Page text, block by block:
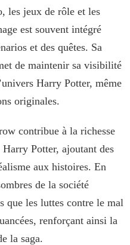
les jeux de rôle et les
est souvent intégré
et des quêtes. Sa
de maintenir sa visibilité
Harry Potter, même
originales.
contribue à la richesse
Potter, ajoutant des
aux histoires. En
de la société
que les luttes contre le mal
renforçant ainsi la
la saga.